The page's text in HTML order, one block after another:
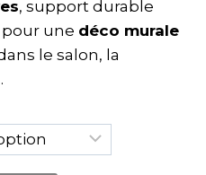
, support durable
une déco murale
le salon, la